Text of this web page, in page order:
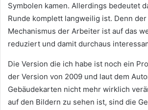
Symbolen kamen. Allerdings bedeutet
Runde komplett langweilig ist. Denn
Mechanismus der Arbeiter ist auf das
reduziert und damit durchaus
Die Version die ich habe ist noch ein
der Version von 2009 und laut dem
Gebäudekarten nicht mehr wirklich
auf den Bildern zu sehen ist, sind die